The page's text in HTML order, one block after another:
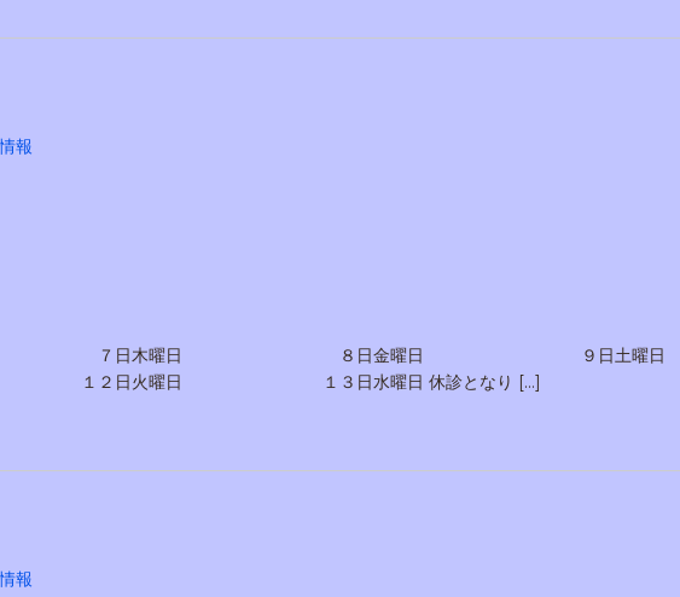
報
日水曜日 ７日木曜日 ８日金曜日 ９日土曜日
火曜日 １３日水曜日 休診となり […]
報